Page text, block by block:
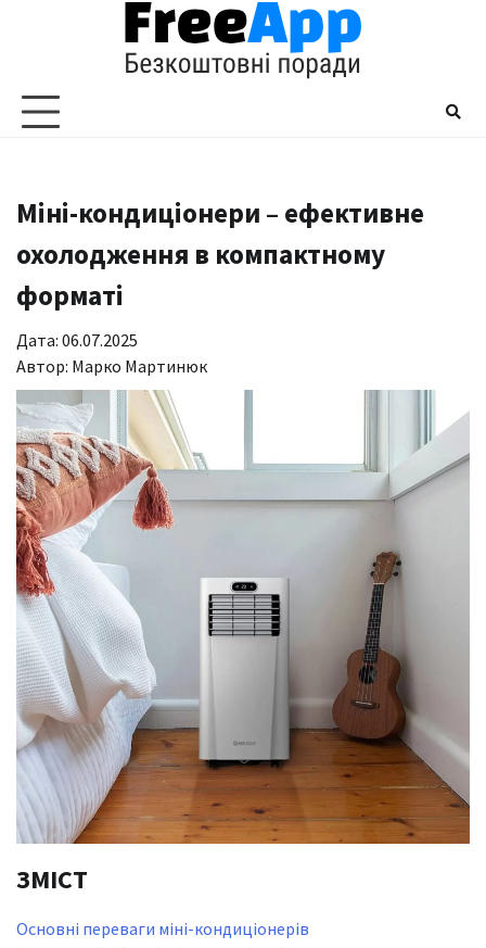
Міні-кондиціонери – ефективне
охолодження в компактному
форматі
Дата: 06.07.2025
Автор: Марко Мартинюк
ЗМІСТ
Основні переваги міні-кондиціонерів